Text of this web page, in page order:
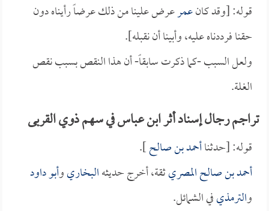
قوله: [وقد كانعمرعرض علينا من ذلك عرضاً رأيناه دون
حقنا فرددناه عليه، وأبينا أن نقبله].
ولعل السبب -كما ذكرت سابقاً- أن هذا النقص بسبب نقص
الغلة.
تراجم رجال إسناد أثر ابن عباس في سهم ذوي القربى
قوله: [حدثناأحمد بن صالح].
أحمد بن صالح المصريثقة، أخرج حديثهالبخاريوأبو داود
والترمذيفي الشمائل.